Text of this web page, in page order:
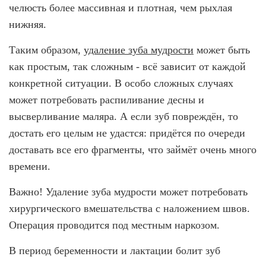
челюсть более массивная и плотная, чем рыхлая
нижняя.
Таким образом, удаление зуба мудрости может быть
как простым, так сложным - всё зависит от каждой
конкретной ситуации. В особо сложных случаях
может потребовать распиливание десны и
высверливание маляра. А если зуб повреждён, то
достать его целым не удастся: придётся по очереди
доставать все его фрагменты, что займёт очень много
времени.
Важно! Удаление зуба мудрости может потребовать
хирургического вмешательства с наложением швов.
Операция проводится под местным наркозом.
В период беременности и лактации болит зуб